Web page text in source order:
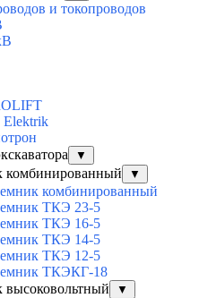
и токопроводов
▼
комбинированный ▼
комбинированный
ТКЭ 23-5
ТКЭ 16-5
ТКЭ 14-5
ТКЭ 12-5
ТКЭКГ-18
высоковольтный
▼